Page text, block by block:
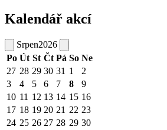
Kalendář akcí
Srpen2026
Po Út St Čt Pá So Ne
27 28 29 30 31 1
2
3
4 5 6 7 8
9
10 11 12 13 14 15 16
17 18 19 20 21 22 23
24 25 26 27 28 29 30